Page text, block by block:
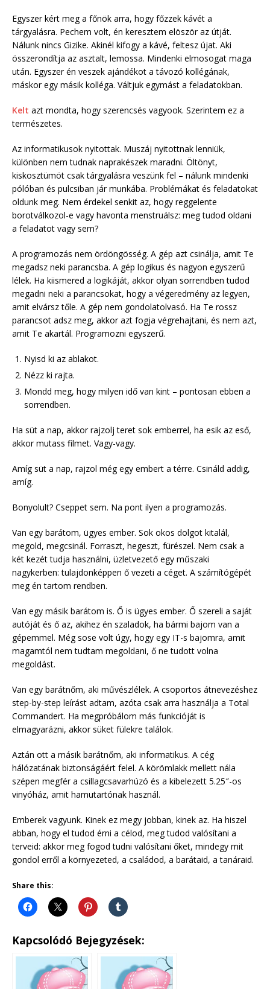
Egyszer kért meg a főnök arra, hogy főzzek kávét a
tárgyalásra. Pechem volt, én keresztem elöször az útját.
Nálunk nincs Gizike. Akinél kifogy a kávé, feltesz újat. Aki
összerondítja az asztalt, lemossa. Mindenki elmosogat maga
után. Egyszer én veszek ajándékot a távozó kollégának,
máskor egy másik kolléga. Váltjuk egymást a feladatokban.
Kelt azt mondta, hogy szerencsés vagyook. Szerintem ez a
természetes.
Az informatikusok nyitottak. Muszáj nyitottnak lenniük,
különben nem tudnak naprakészek maradni. Öltönyt,
kiskosztümöt csak tárgyalásra veszünk fel – nálunk mindenki
pólóban és pulcsiban jár munkába. Problémákat és feladatokat
oldunk meg. Nem érdekel senkit az, hogy reggelente
borotválkozol-e vagy havonta menstruálsz: meg tudod oldani
a feladatot vagy sem?
A programozás nem ördöngösség. A gép azt csinálja, amit Te
megadsz neki parancsba. A gép logikus és nagyon egyszerű
lélek. Ha kiismered a logikáját, akkor olyan sorrendben tudod
megadni neki a parancsokat, hogy a végeredmény az legyen,
amit elvársz tőle. A gép nem gondolatolvasó. Ha Te rossz
parancsot adsz meg, akkor azt fogja végrehajtani, és nem azt,
amit Te akartál. Programozni egyszerű.
Nyisd ki az ablakot.
Nézz ki rajta.
Mondd meg, hogy milyen idő van kint – pontosan ebben a
sorrendben.
Ha süt a nap, akkor rajzolj teret sok emberrel, ha esik az eső,
akkor mutass filmet. Vagy-vagy.
Amíg süt a nap, rajzol még egy embert a térre. Csináld addig,
amíg.
Bonyolult? Cseppet sem. Na pont ilyen a programozás.
Van egy barátom, ügyes ember. Sok okos dolgot kitalál,
megold, megcsinál. Forraszt, hegeszt, fürészel. Nem csak a
két kezét tudja használni, üzletvezető egy műszaki
nagykerben: tulajdonképpen ő vezeti a céget. A számítógépét
meg én tartom rendben.
Van egy másik barátom is. Ő is ügyes ember. Ő szereli a saját
autóját és ő az, akihez én szaladok, ha bármi bajom van a
gépemmel. Még sose volt úgy, hogy egy IT-s bajomra, amit
magamtól nem tudtam megoldani, ő ne tudott volna
megoldást.
Van egy barátnőm, aki művészlélek. A csoportos átnevezéshez
step-by-step leírást adtam, azóta csak arra használja a Total
Commandert. Ha megpróbálom más funkcióját is
elmagyarázni, akkor süket fülekre találok.
Aztán ott a másik barátnőm, aki informatikus. A cég
hálózatának biztonságáért felel. A körömlakk mellett nála
szépen megfér a csillagcsavarhúzó és a kibelezett 5.25″-os
vinyóház, amit hamutartónak használ.
Emberek vagyunk. Kinek ez megy jobban, kinek az. Ha hiszel
abban, hogy el tudod érni a célod, meg tudod valósítani a
terveid: akkor meg fogod tudni valósítani őket, mindegy mit
gondol erről a környezeted, a családod, a barátaid, a tanáraid.
Share this:
Kapcsolódó Bejegyzések: